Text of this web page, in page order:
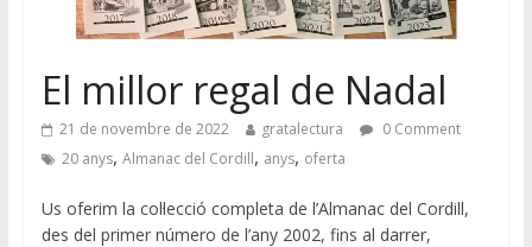
El millor regal de Nadal
21 de novembre de 2022 gratalectura
0 Comment
20 anys, Almanac del Cordill, anys, oferta
Us oferim la col·lecció completa de l’Almanac del Cordill,
des del primer número de l’any 2002, fins al darrer,